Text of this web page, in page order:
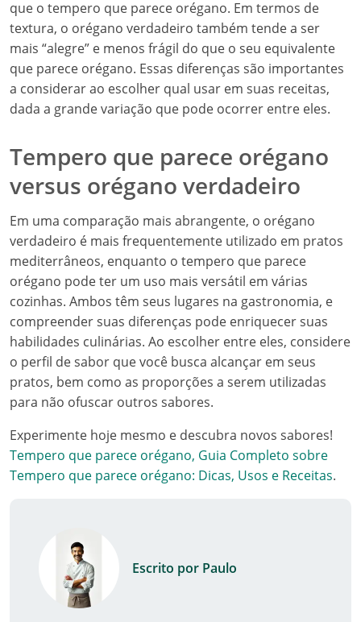
que o tempero que parece orégano. Em termos de
textura, o orégano verdadeiro também tende a ser
mais “alegre” e menos frágil do que o seu equivalente
que parece orégano. Essas diferenças são importantes
a considerar ao escolher qual usar em suas receitas,
dada a grande variação que pode ocorrer entre eles.
Tempero que parece orégano
versus orégano verdadeiro
Em uma comparação mais abrangente, o orégano
verdadeiro é mais frequentemente utilizado em pratos
mediterrâneos, enquanto o tempero que parece
orégano pode ter um uso mais versátil em várias
cozinhas. Ambos têm seus lugares na gastronomia, e
compreender suas diferenças pode enriquecer suas
habilidades culinárias. Ao escolher entre eles, considere
o perfil de sabor que você busca alcançar em seus
pratos, bem como as proporções a serem utilizadas
para não ofuscar outros sabores.
Experimente hoje mesmo e descubra novos sabores!
Tempero que parece orégano, Guia Completo sobre
Tempero que parece orégano: Dicas, Usos e Receitas.
Escrito por Paulo